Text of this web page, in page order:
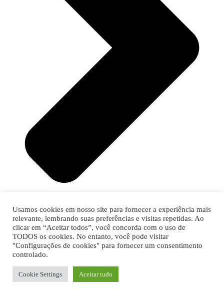
Usamos cookies em nosso site para fornecer a experiência mais
relevante, lembrando suas preferências e visitas repetidas. Ao
clicar em “Aceitar todos”, você concorda com o uso de
TODOS os cookies. No entanto, você pode visitar
"Configurações de cookies" para fornecer um consentimento
controlado.
Cookie Settings Aceitar tudo